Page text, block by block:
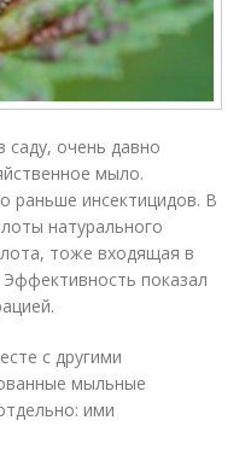
очень давно
мыло.
раньше инсектицидов. В
натурального
тоже входящая в
показал
с другими
мыльные
ими